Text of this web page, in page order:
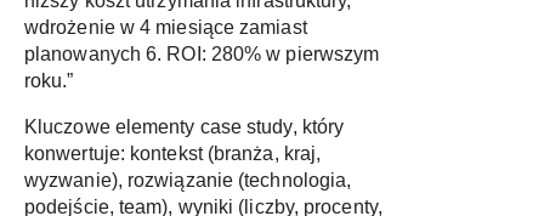
wdrożenie w 4 miesiące zamiast
planowanych 6. ROI: 280% w pierwszym
roku.”
Kluczowe elementy case study, który
konwertuje: kontekst (branża, kraj,
wyzwanie), rozwiązanie (technologia,
podejście, team), wyniki (liczby, procenty,